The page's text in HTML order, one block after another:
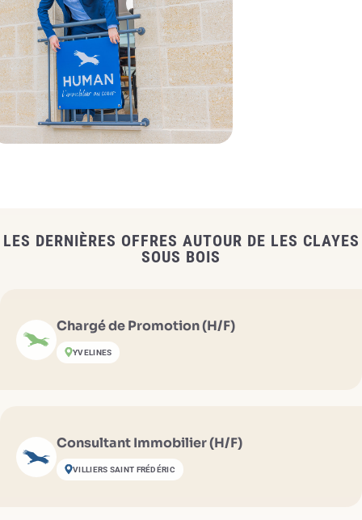
LES DERNIÈRES OFFRES AUTOUR DE LES CLAYES
SOUS BOIS
Chargé de Promotion (H/F)
YVELINES
Consultant Immobilier (H/F)
VILLIERS SAINT FRÉDÉRIC